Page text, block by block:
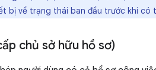
bị về trạng thái ban đầu trước khi có
chủ sở hữu hồ sơ)